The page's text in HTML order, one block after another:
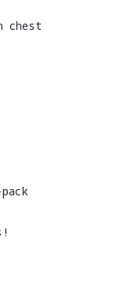
chest